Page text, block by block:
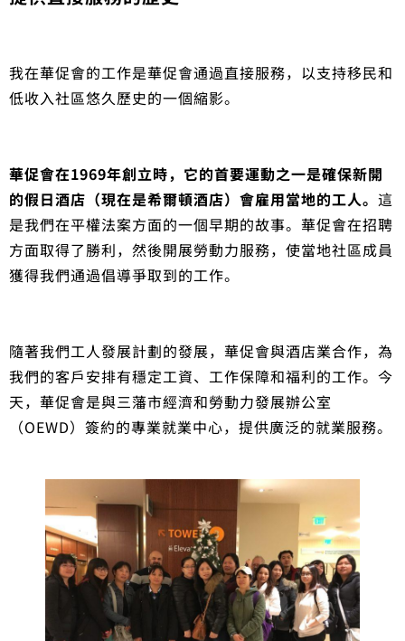
我在華促會的工作是華促會通過直接服務，以支持移民和
低收入社區悠久歷史的一個縮影。
華促會在1969年創立時，它的首要運動之一是確保新開
的假日酒店（現在是希爾頓酒店）會雇用當地的工人。 這
是我們在平權法案方面的一個早期的故事。華促會在招聘
方面取得了勝利，然後開展勞動力服務，使當地社區成員
獲得我們通過倡導爭取到的工作。
隨著我們工人發展計劃的發展，華促會與酒店業合作，為
我們的客戶安排有穩定工資、工作保障和福利的工作。今
天，華促會是與三藩市經濟和勞動力發展辦公室
（OEWD）簽約的專業就業中心，提供廣泛的就業服務。